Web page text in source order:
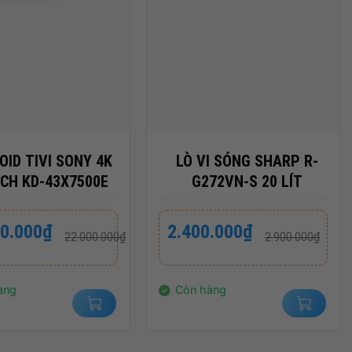
TIVI SONY 4K
KD-43X7500E
22.000.000₫
₫
LÒ VI SÓNG SHARP R-
G272VN-S 20 LÍT
2.900.000₫
Giá
gốc
2.900.000₫.
2.400.000₫
Giá
hiện
là:
Còn hàng